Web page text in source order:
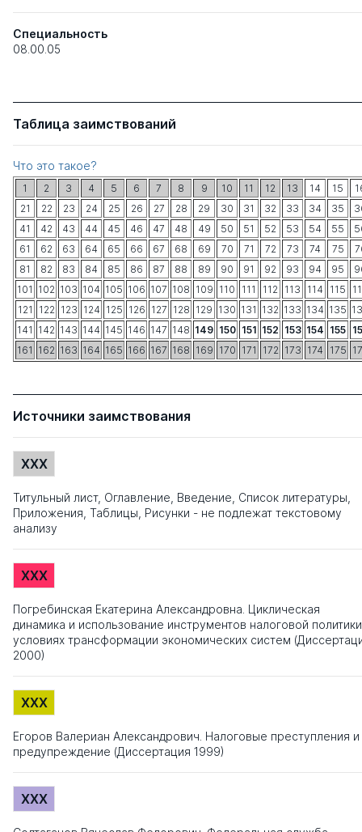
Специальность
08.00.05
Таблица заимствований
Что это такое?
1 2 3 4 5 6 7 8 9 10 11 12 13 14 15
21
22 23 24 25 26 27 28 29 30 31 32 33 34 35
41
42 43 44 45 46 47 48 49 50 51 52 53 54 55
61
62 63 64 65 66 67 68 69 70 71 72 73 74 75
81
82 83 84 85 86 87 88 89 90 91 92 93 94 95
101 102 103 104 105 106 107 108 109 110 111 112 113 114 115
121
122 123 124 125 126 127 128 129 130 131 132 133 134 135
141 142 143 144 145 146 147 148 149 150 151 152 153 154 155
161 162 163 164 165 166 167 168 169 170 171 172 173 174 175
Источники заимствования
XXX
Титульный лист, Оглавление, Введение, Список литературы,
Приложения, Таблицы, Рисунки - не подлежат текстовому
анализу
XXX
Погребинская Екатерина Александровна. Циклическая
динамика и использование инструментов налоговой
условиях трансформации экономических систем
2000)
XXX
Егоров Валериан Александрович. Налоговые преступления и
предупреждение (Диссертация 1999)
XXX